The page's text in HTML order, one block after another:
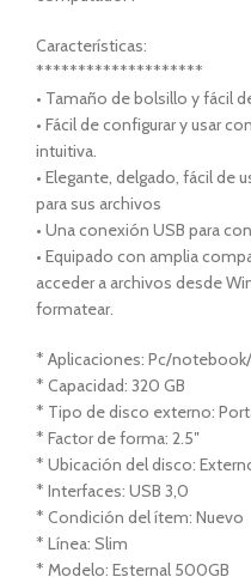
Características:
********************
• Tamaño de bolsillo y fácil
• Fácil de configurar y usar
intuitiva.
• Elegante, delgado, fácil
para sus archivos
• Una conexión USB para
• Equipado con amplia
acceder a archivos desde
formatear.
* Aplicaciones: Pc/
* Capacidad: 320 GB
* Tipo de disco externo:
* Factor de forma: 2.5″
* Ubicación del disco:
* Interfaces: USB 3,0
* Condición del ítem: Nuevo
* Línea: Slim
* Modelo: Esternal 500GB